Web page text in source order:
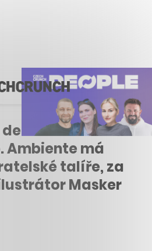
dekorace z
Ambiente má
talíře, za
Masker